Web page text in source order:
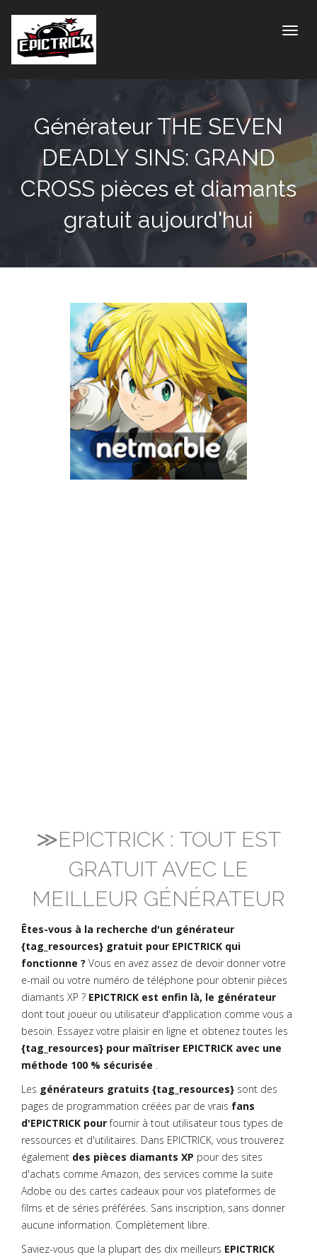
Générateur THE SEVEN
DEADLY SINS: GRAND
CROSS pièces et diamants
gratuit aujourd'hui
≫EPICTRICK : TOUT EST
GRATUIT AVEC LE
MEILLEUR GÉNÉRATEUR
Êtes-vous à la recherche d'un générateur
{tag_resources} gratuit pour EPICTRICK qui
fonctionne ? Vous en avez assez de devoir donner votre
e-mail ou votre numéro de téléphone pour obtenir pièces
diamants XP ? EPICTRICK est enfin là, le générateur
dont tout joueur ou utilisateur d'application comme vous a
besoin. Essayez votre plaisir en ligne et obtenez toutes les
{tag_resources} pour maîtriser EPICTRICK avec une
méthode 100 % sécurisée .
Les générateurs gratuits {tag_resources} sont des
pages de programmation créées par de vrais fans
d'EPICTRICK pourfournir à tout utilisateur tous types de
ressources et d'utilitaires. Dans EPICTRICK, vous trouverez
également des pièces diamants XP pour des sites
d'achats comme Amazon, des services comme la suite
Adobe ou des cartes cadeaux pour vos plateformes de
films et de séries préférées. Sans inscription, sans donner
aucune information. Complètement libre.
Saviez-vous que la plupart des dix meilleurs EPICTRICK